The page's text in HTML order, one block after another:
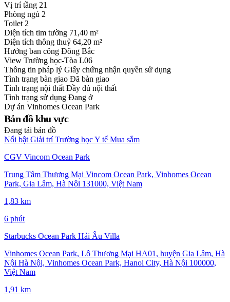
Vị trí tầng 21
Phòng ngủ 2
Toilet 2
Diện tích tim tường 71,40 m²
Diện tích thông thuỷ 64,20 m²
Hướng ban công Đông Bắc
View Trường học-Tòa L06
Thông tin pháp lý Giấy chứng nhận quyền sử dụng
Tình trạng bàn giao Đã bàn giao
Tình trạng nội thất Đầy đủ nội thất
Tình trạng sử dụng Đang ở
Dự án Vinhomes Ocean Park
Bản đồ khu vực
Đang tải bản đồ
Nổi bật Giải trí Trường họcY tế Mua sắm
CGV Vincom Ocean Park
Trung Tâm Thương Mại Vincom Ocean Park, Vinhomes Ocean
Park, Gia Lâm, Hà Nội 131000, Việt Nam
1,83 km
6 phút
Starbucks Ocean Park Hải Âu Villa
Vinhomes Ocean Park, Lô Thương Mại HA01, huyện Gia Lâm, Hà
Nội Hà Nội, Vinhomes Ocean Park, Hanoi City, Hà Nội 100000,
Việt Nam
1,91 km